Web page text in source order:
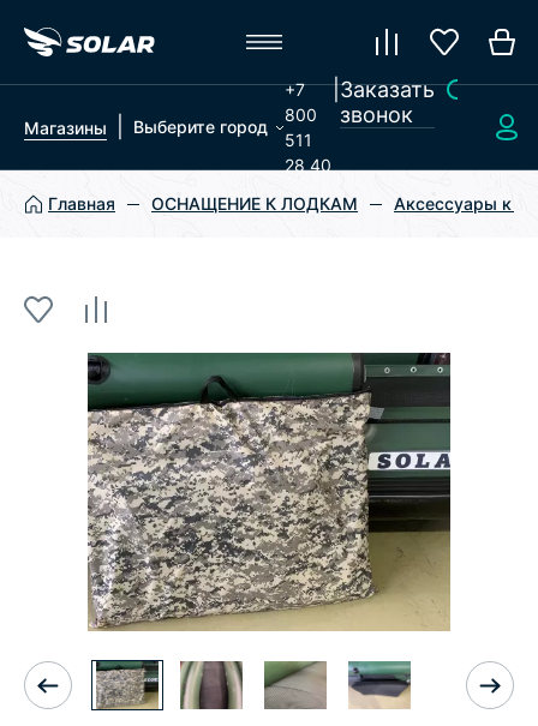
Магазины Выберите город
+7
800
511
28 40
|Заказать
звонок
Главная ОСНАЩЕНИЕ К ЛОДКАМ Аксессуары к